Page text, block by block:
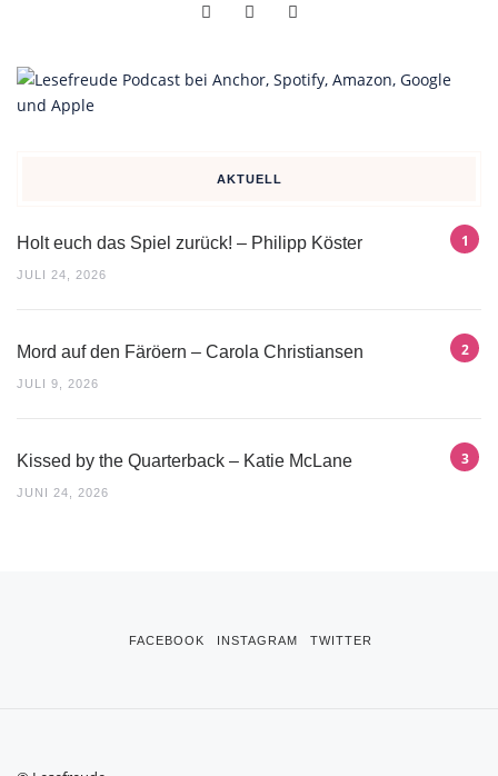
AKTUELL
Holt euch das Spiel zurück! – Philipp Köster
JULI 24, 2026
Mord auf den Färöern – Carola Christiansen
JULI 9, 2026
Kissed by the Quarterback – Katie McLane
JUNI 24, 2026
FACEBOOK INSTAGRAM TWITTER